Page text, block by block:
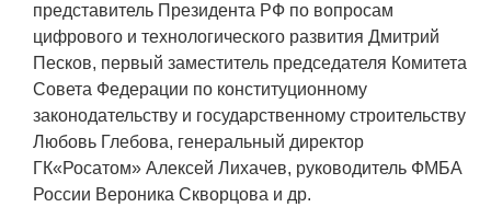
ДПО и ПО (Дополнительное
профессиональное образование и
профессиональное обучение)
Лазерные технологии
Каталог гражданской продукции
Технологии водородной энергетики
представитель Президента РФ по вопросам
цифрового и технологического развития Дмитрий
Песков, первый заместитель председателя Комитета
Совета Федерации по конституционному
законодательству и государственному строительству
Любовь Глебова, генеральный директор
ГК«Росатом» Алексей Лихачев, руководитель ФМБА
России Вероника Скворцова и др.